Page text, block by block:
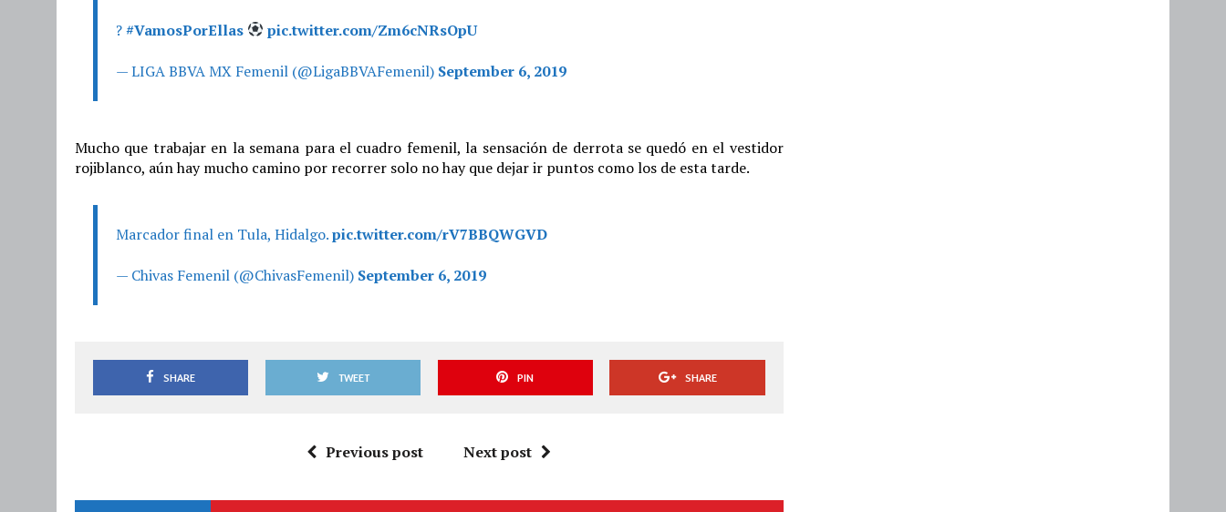
?#VamosPorEllas pic.twitter.com/Zm6cNRsOpU
— LIGA BBVA MX Femenil (@LigaBBVAFemenil) September 6, 2019
Mucho que trabajar en la semana para el cuadro femenil, la sensación de derrota se quedó en el vestidor
rojiblanco, aún hay mucho camino por recorrer solo no hay que dejar ir puntos como los de esta tarde.
Marcador final en Tula, Hidalgo.pic.twitter.com/rV7BBQWGVD
— Chivas Femenil (@ChivasFemenil) September 6, 2019
SHARE TWEET PIN SHARE
Previous post Next post